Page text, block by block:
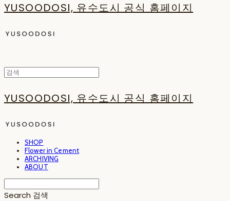
YUSOODOSI, 유수도시 공식 홈페이지
YUSOODOSI, 유수도시 공식 홈페이지
SHOP
Flower in Cement
ARCHIVING
ABOUT
Search 검색